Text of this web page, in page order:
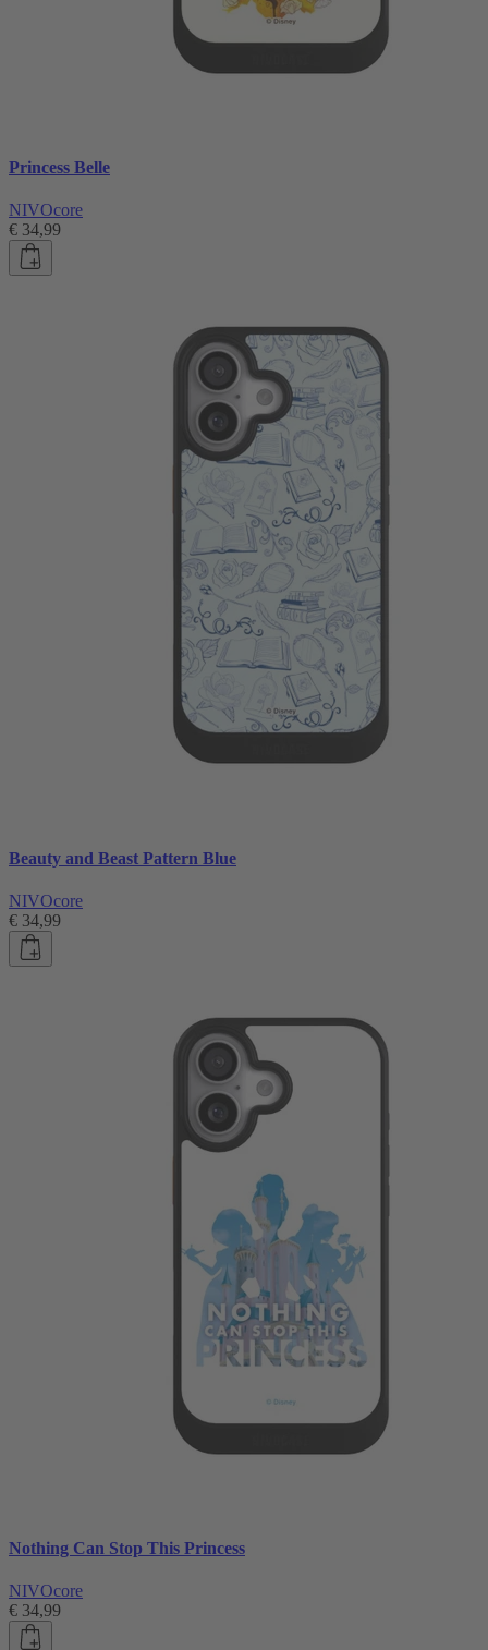
Princess Belle
NIVOcore
€ 34,99
Beauty and Beast Pattern Blue
NIVOcore
€ 34,99
Nothing Can Stop This Princess
NIVOcore
€ 34,99